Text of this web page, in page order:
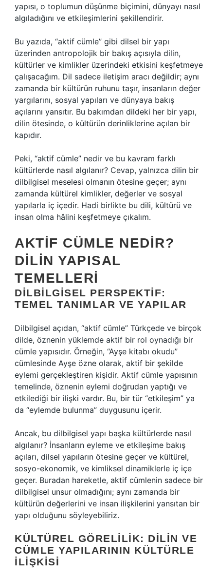
yapısı, o toplumun düşünme biçimini, dünyayı nasıl
algıladığını ve etkileşimlerini şekillendirir.
Bu yazıda, “aktif cümle” gibi dilsel bir yapı
üzerinden antropolojik bir bakış açısıyla dilin,
kültürler ve kimlikler üzerindeki etkisini keşfetmeye
çalışacağım. Dil sadece iletişim aracı değildir; aynı
zamanda bir kültürün ruhunu taşır, insanların değer
yargılarını, sosyal yapıları ve dünyaya bakış
açılarını yansıtır. Bu bakımdan dildeki her bir yapı,
dilin ötesinde, o kültürün derinliklerine açılan bir
kapıdır.
Peki, “aktif cümle” nedir ve bu kavram farklı
kültürlerde nasıl algılanır? Cevap, yalnızca dilin bir
dilbilgisel meselesi olmanın ötesine geçer; aynı
zamanda kültürel kimlikler, değerler ve sosyal
yapılarla iç içedir. Hadi birlikte bu dili, kültürü ve
insan olma hâlini keşfetmeye çıkalım.
AKTIF CÜMLE NEDIR?
DILIN YAPISAL
TEMELLERI
DILBILGISEL PERSPEKTIF:
TEMEL TANIMLAR VE YAPILAR
Dilbilgisel açıdan, “aktif cümle” Türkçede ve birçok
dilde, öznenin yüklemde aktif bir rol oynadığı bir
cümle yapısıdır. Örneğin, “Ayşe kitabı okudu”
cümlesinde Ayşe özne olarak, aktif bir şekilde
eylemi gerçekleştiren kişidir. Aktif cümle yapısının
temelinde, öznenin eylemi doğrudan yaptığı ve
etkilediği bir ilişki vardır. Bu, bir tür “etkileşim” ya
da “eylemde bulunma” duygusunu içerir.
Ancak, bu dilbilgisel yapı başka kültürlerde nasıl
algılanır? İnsanların eyleme ve etkileşime bakış
açıları, dilsel yapıların ötesine geçer ve kültürel,
sosyo-ekonomik, ve kimliksel dinamiklerle iç içe
geçer. Buradan hareketle, aktif cümlenin sadece bir
dilbilgisel unsur olmadığını; aynı zamanda bir
kültürün değerlerini ve insan ilişkilerini yansıtan bir
yapı olduğunu söyleyebiliriz.
KÜLTÜREL GÖRELILIK: DILIN VE
CÜMLE YAPILARININ KÜLTÜRLE
İLIŞKISI